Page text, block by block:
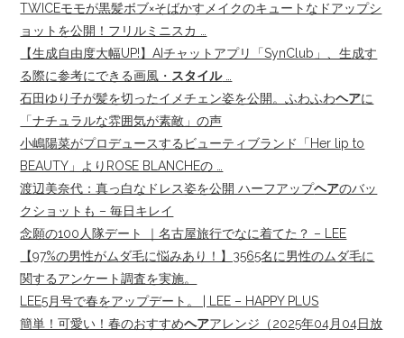
TWICEモモが黒髪ボブ×そばかすメイクのキュートなドアップシ
ョットを公開！フリルミニスカ …
【生成自由度大幅UP!】AIチャットアプリ「SynClub」、生成す
る際に参考にできる画風・ スタイル…
石田ゆり子が髪を切ったイメチェン姿を公開。ふわふわヘアに
「ナチュラルな雰囲気が素敵」の声
小嶋陽菜がプロデュースするビューティブランド「Her lip to
BEAUTY」よりROSE BLANCHEの …
渡辺美奈代：真っ白なドレス姿を公開 ハーフアップヘアのバッ
クショットも – 毎日キレイ
念願の100人隊デート ｜名古屋旅行でなに着てた？ – LEE
【97%の男性がムダ毛に悩みあり！】3565名に男性のムダ毛に
関するアンケート調査を実施。
LEE5月号で春をアップデート。 | LEE – HAPPY PLUS
簡単！可愛い！春のおすすめヘアアレンジ（2025年04月04日放